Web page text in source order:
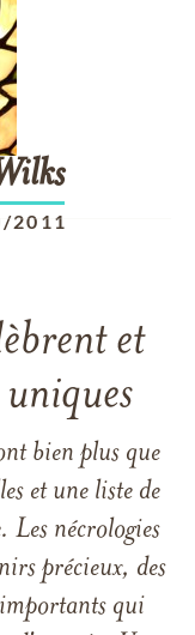
2011
et
bien plus que
et une liste de
Les nécrologies
précieux, des
importants qui